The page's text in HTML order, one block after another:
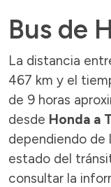
Bus de
La distancia
467 km y el
de 9 horas
desde Honda a
dependiendo de
estado del
consultar la